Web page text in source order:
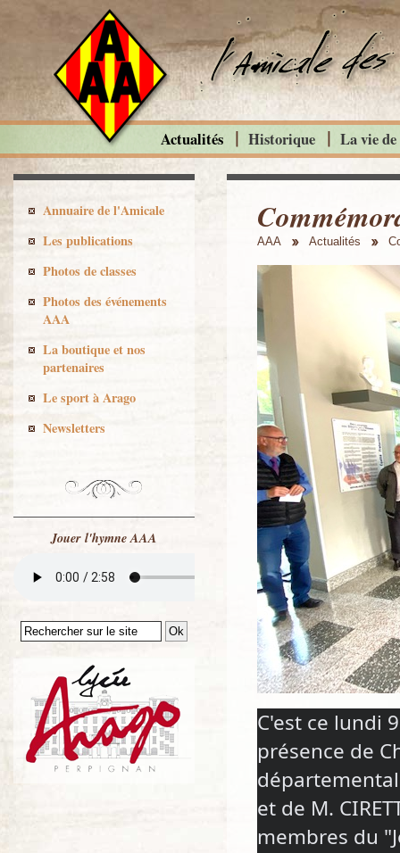
AAA Actualités
C'est ce lundi
présence de
et de M.
membres du
Actualités Historique La vie
Annuaire de l'Amicale
Les publications
Photos de classes
Photos des événements
AAA
La boutique et nos
partenaires
Le sport à Arago
Newsletters
Jouer l'hymne AAA